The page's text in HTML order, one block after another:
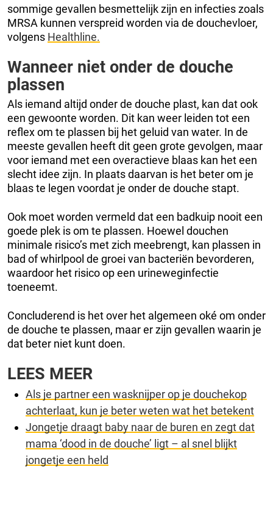
sommige gevallen besmettelijk zijn en infecties zoals
MRSA kunnen verspreid worden via de douchevloer,
volgens Healthline.
Wanneer niet onder de douche
plassen
Als iemand altijd onder de douche plast, kan dat ook
een gewoonte worden. Dit kan weer leiden tot een
reflex om te plassen bij het geluid van water. In de
meeste gevallen heeft dit geen grote gevolgen, maar
voor iemand met een overactieve blaas kan het een
slecht idee zijn. In plaats daarvan is het beter om je
blaas te legen voordat je onder de douche stapt.
Ook moet worden vermeld dat een badkuip nooit een
goede plek is om te plassen. Hoewel douchen
minimale risico’s met zich meebrengt, kan plassen in
bad of whirlpool de groei van bacteriën bevorderen,
waardoor het risico op een urineweginfectie
toeneemt.
Concluderend is het over het algemeen oké om onder
de douche te plassen, maar er zijn gevallen waarin je
dat beter niet kunt doen.
LEES MEER
Als je partner een wasknijper op je douchekop
achterlaat, kun je beter weten wat het betekent
Jongetje draagt baby naar de buren en zegt dat
mama ‘dood in de douche’ ligt – al snel blijkt
jongetje een held